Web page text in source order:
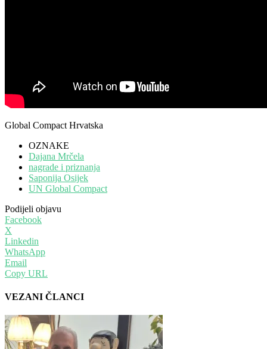
Global Compact Hrvatska
OZNAKE
Dajana Mrčela
nagrade i priznanja
Saponija Osijek
UN Global Compact
Podijeli objavu
Facebook
X
Linkedin
WhatsApp
Email
Copy URL
VEZANI ČLANCI